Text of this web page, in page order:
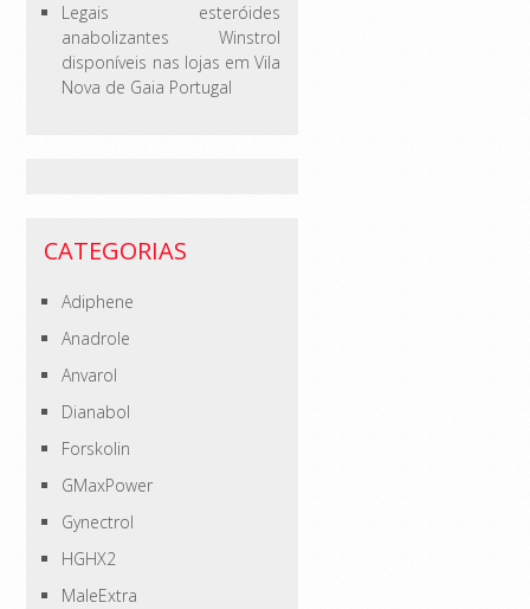
Legais esteróides
anabolizantes Winstrol
disponíveis nas lojas em Vila
Nova de Gaia Portugal
CATEGORIAS
Adiphene
Anadrole
Anvarol
Dianabol
Forskolin
GMaxPower
Gynectrol
HGHX2
MaleExtra